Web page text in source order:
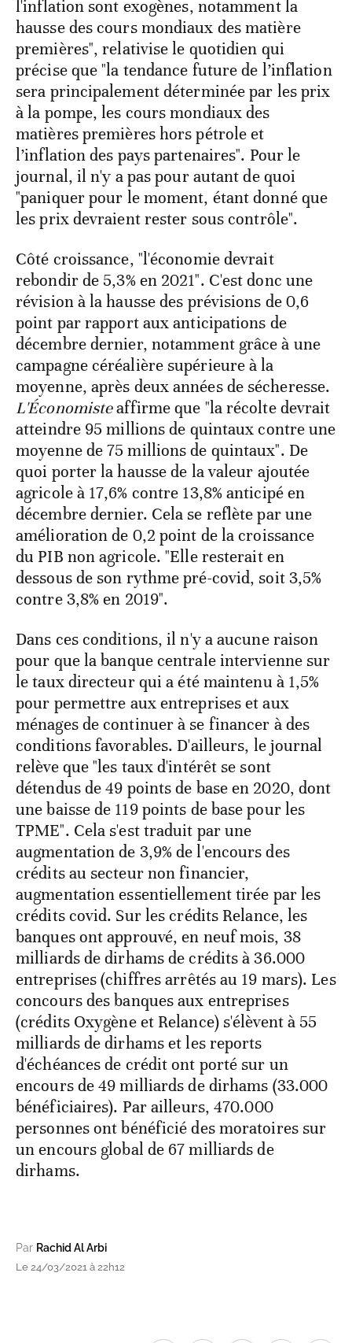
l'inflation sont exogènes, notamment la
hausse des cours mondiaux des matière
premières", relativise le quotidien qui
précise que "la tendance future de l’inflation
sera principalement déterminée par les prix
à la pompe, les cours mondiaux des
matières premières hors pétrole et
l’inflation des pays partenaires". Pour le
journal, il n'y a pas pour autant de quoi
"paniquer pour le moment, étant donné que
les prix devraient rester sous contrôle".
Côté croissance, "l'économie devrait
rebondir de 5,3% en 2021". C'est donc une
révision à la hausse des prévisions de 0,6
point par rapport aux anticipations de
décembre dernier, notamment grâce à une
campagne céréalière supérieure à la
moyenne, après deux années de sécheresse.
L'Économisteaffirme que "la récolte devrait
atteindre 95 millions de quintaux contre une
moyenne de 75 millions de quintaux". De
quoi porter la hausse de la valeur ajoutée
agricole à 17,6% contre 13,8% anticipé en
décembre dernier. Cela se reflète par une
amélioration de 0,2 point de la croissance
du PIB non agricole. "Elle resterait en
dessous de son rythme pré-covid, soit 3,5%
contre 3,8% en 2019".
Dans ces conditions, il n'y a aucune raison
pour que la banque centrale intervienne sur
le taux directeur qui a été maintenu à 1,5%
pour permettre aux entreprises et aux
ménages de continuer à se financer à des
conditions favorables. D'ailleurs, le journal
relève que "les taux d'intérêt se sont
détendus de 49 points de base en 2020, dont
une baisse de 119 points de base pour les
TPME". Cela s'est traduit par une
augmentation de 3,9% de l'encours des
crédits au secteur non financier,
augmentation essentiellement tirée par les
crédits covid. Sur les crédits Relance, les
banques ont approuvé, en neuf mois, 38
milliards de dirhams de crédits à 36.000
entreprises (chiffres arrêtés au 19 mars). Les
concours des banques aux entreprises
(crédits Oxygène et Relance) s'élèvent à 55
milliards de dirhams et les reports
d'échéances de crédit ont porté sur un
encours de 49 milliards de dirhams (33.000
bénéficiaires). Par ailleurs, 470.000
personnes ont bénéficié des moratoires sur
un encours global de 67 milliards de
dirhams.
Par Rachid Al Arbi
Le 24/03/2021 à 22h12